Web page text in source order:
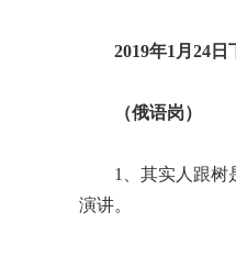
2019年1月24
（俄语岗）
1、其实人跟树
演讲。